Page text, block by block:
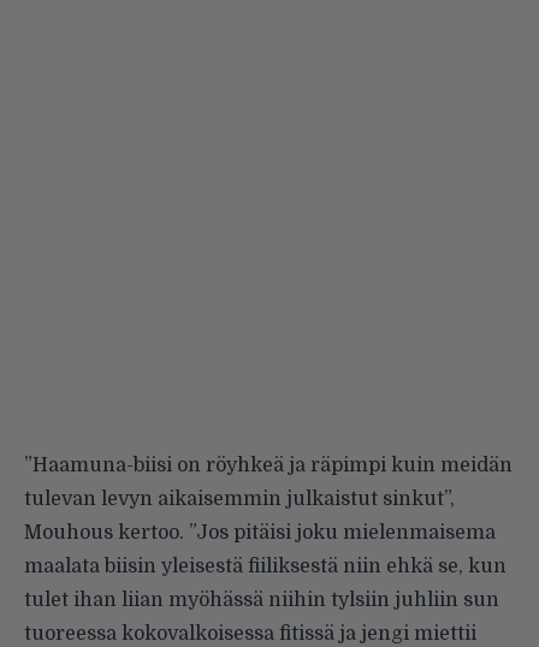
”Haamuna-biisi on röyhkeä ja räpimpi kuin meidän
tulevan levyn aikaisemmin julkaistut sinkut”,
Mouhous kertoo. ”Jos pitäisi joku mielenmaisema
maalata biisin yleisestä fiiliksestä niin ehkä se, kun
tulet ihan liian myöhässä niihin tylsiin juhliin sun
tuoreessa kokovalkoisessa fitissä ja jengi miettii